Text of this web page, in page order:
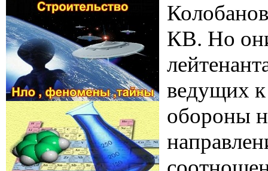
КВ. Но
ведущих к
обороны